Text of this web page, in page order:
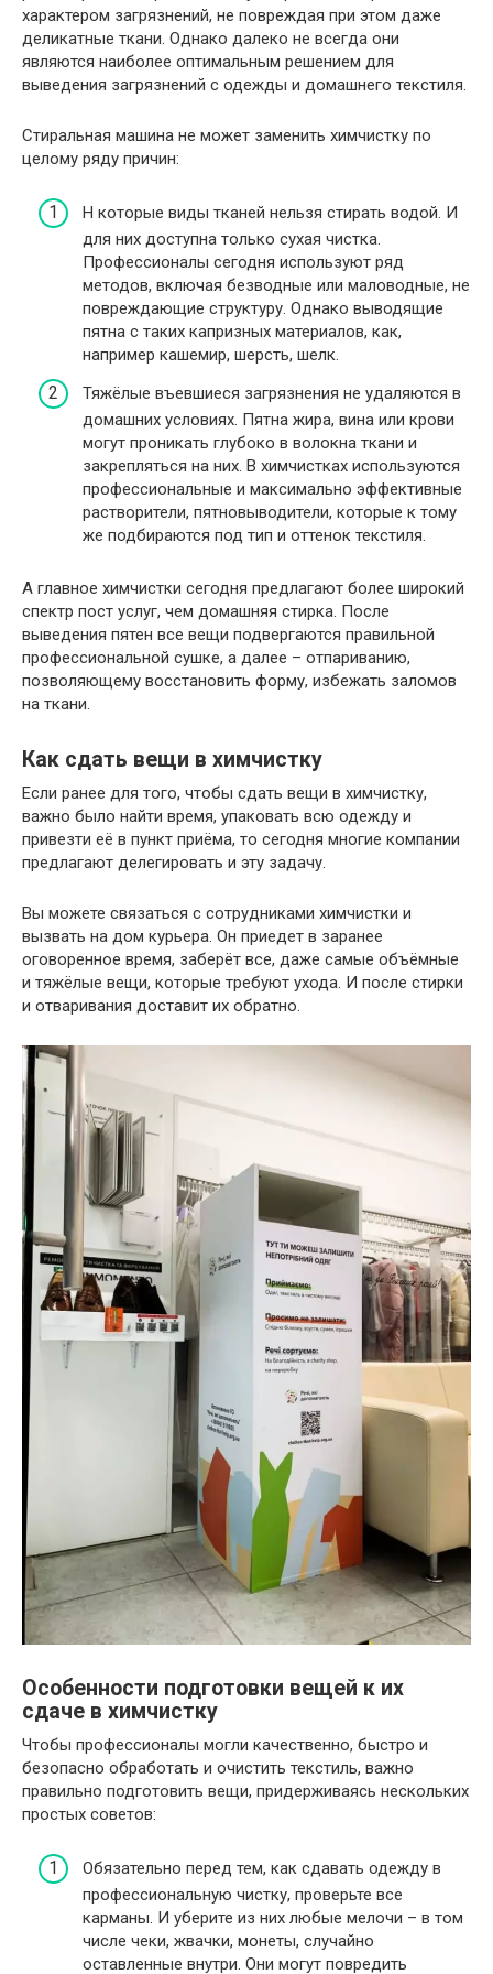
характером загрязнений, не повреждая при этом даже
деликатные ткани. Однако далеко не всегда они
являются наиболее оптимальным решением для
выведения загрязнений с одежды и домашнего текстиля.
Стиральная машина не может заменить химчистку по
целому ряду причин:
Н которые виды тканей нельзя стирать водой. И
для них доступна только сухая чистка.
Профессионалы сегодня используют ряд
методов, включая безводные или маловодные, не
повреждающие структуру. Однако выводящие
пятна с таких капризных материалов, как,
например кашемир, шерсть, шелк.
Тяжёлые въевшиеся загрязнения не удаляются в
домашних условиях. Пятна жира, вина или крови
могут проникать глубоко в волокна ткани и
закрепляться на них. В химчистках используются
профессиональные и максимально эффективные
растворители, пятновыводители, которые к тому
же подбираются под тип и оттенок текстиля.
А главное химчистки сегодня предлагают более широкий
спектр пост услуг, чем домашняя стирка. После
выведения пятен все вещи подвергаются правильной
профессиональной сушке, а далее – отпариванию,
позволяющему восстановить форму, избежать заломов
на ткани.
Как сдать вещи в химчистку
Если ранее для того, чтобы сдать вещи в химчистку,
важно было найти время, упаковать всю одежду и
привезти её в пункт приёма, то сегодня многие компании
предлагают делегировать и эту задачу.
Вы можете связаться с сотрудниками химчистки и
вызвать на дом курьера. Он приедет в заранее
оговоренное время, заберёт все, даже самые объёмные
и тяжёлые вещи, которые требуют ухода. И после стирки
и отваривания доставит их обратно.
Особенности подготовки вещей к их
сдаче в химчистку
Чтобы профессионалы могли качественно, быстро и
безопасно обработать и очистить текстиль, важно
правильно подготовить вещи, придерживаясь нескольких
простых советов:
Обязательно перед тем, как сдавать одежду в
профессиональную чистку, проверьте все
карманы. И уберите из них любые мелочи – в том
числе чеки, жвачки, монеты, случайно
оставленные внутри. Они могут повредить